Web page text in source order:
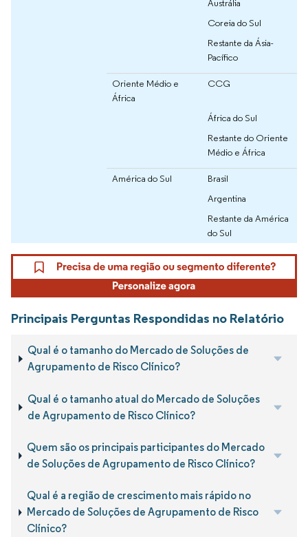
Austrália
Coreia do Sul
Restante da Ásia-
Pacífico
Oriente Médio e
África
CCG
África do Sul
Restante do Oriente
Médio e África
América do Sul
Brasil
Argentina
Restante da América
do Sul
Principais Perguntas Respondidas no Relatório
Qual é o tamanho do Mercado de Soluções de
Agrupamento de Risco Clínico?
Qual é o tamanho atual do Mercado de Soluções
de Agrupamento de Risco Clínico?
Quem são os principais participantes do Mercado
de Soluções de Agrupamento de Risco Clínico?
Qual é a região de crescimento mais rápido no
Mercado de Soluções de Agrupamento de Risco
Clínico?